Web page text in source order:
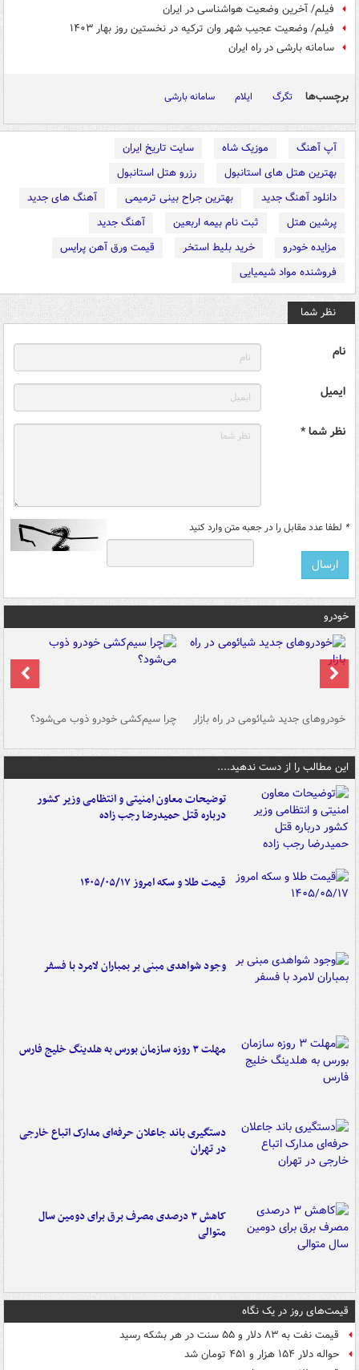
فیلم/ آخرین وضعیت هواشناسی در ایران
فیلم/ وضعیت عجیب شهر وان ترکیه در نخستین روز بهار ۱۴۰۳
سامانه بارشی در راه ایران
برچسب‌ها تگرگ ایلام سامانه بارشی
آپ آهنگ موزیک شاه
سایت تاریخ ایران
بهترین هتل های استانبول
رزرو هتل استانبول
دانلود آهنگ جدید
بهترین جراح بینی ترمیمی
آهنگ های جدید
پرشین هتل
ثبت نام بیمه اربعین
آهنگ جدید
مزایده خودرو
خرید بلیط استخر
قیمت ورق آهن پرایس
فروشنده مواد شیمیایی
نظر شما
نام
ایمیل
نظر شما *
* لطفا عدد مقابل را در جعبه متن وارد کنید
خودرو
خودروهای جدید شیائومی در راه بازار چرا سیم‌کشی خودرو ذوب می‌شود؟
این مطالب را از دست ندهید....
توضیحات معاون امنیتی و انتظامی وزیر کشور
درباره قتل حمیدرضا رجب زاده
قیمت طلا و سکه امروز ۱۴۰۵/۰۵/۱۷
وجود شواهدی مبنی بر بمباران لامرد با فسفر
مهلت ۳ روزه سازمان بورس به هلدینگ خلیج فارس
دستگیری باند جاعلان حرفه‌ای مدارک اتباع خارجی
در تهران
کاهش ۳ درصدی مصرف برق برای دومین سال
متوالی
قیمت‌های روز در یک نگاه
قیمت نفت به ۸۳ دلار و ۵۵ سنت در هر بشکه رسید
حواله دلار ۱۵۴ هزار و ۴۵۱ تومان شد